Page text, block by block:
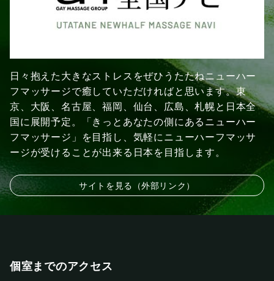
日々抱えた大きなストレスをぜひうたたねニューハー
フマッサージで癒していただければと思います。東
京、大阪、名古屋、福岡、仙台、広島、札幌と日本全
国に展開予定。「きっとあなたの側にあるニューハー
フマッサージ」を目指し、気軽にニューハーフマッサ
ージが受けることが出来る日本を目指します。
サイトを見る（外部リンク）
個室までのアクセス